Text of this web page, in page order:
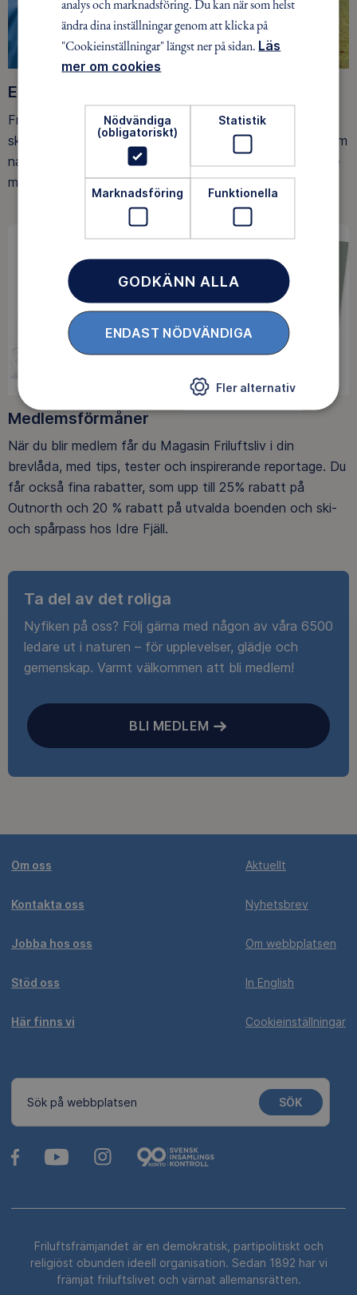
Ett friluftsliv för alla
Friluftsfrämjandet arbetar för att så många som möjligt
ska upptäcka den rörelseglädje och de hälsoeffekter som
naturen ger. Som medlem bidrar du också till vårt arbete
med att skydda allemansrätten.
Medlemsförmåner
När du blir medlem får du Magasin Friluftsliv i din
brevlåda, med tips, tester och inspirerande reportage. Du
får också fina rabatter, som upp till 25% rabatt på
Outnorth och 20 % rabatt på utvalda boenden och ski-
och spårpass hos Idre Fjäll.
Ta del av det roliga
Nyfiken på oss? Följ gärna med någon av våra 6500
ledare ut i naturen – för upplevelser, glädje och
gemenskap. Varmt välkommen att bli medlem!
BLI MEDLEM
Om oss
Kontakta oss
Jobba hos oss
Stöd oss
Här finns vi
Aktuellt
Nyhetsbrev
Om webbplatsen
In English
Cookieinställningar
Sök på webbplatsen SÖK
Friluftsfrämjandet är en demokratisk, partipolitiskt och
religiöst obunden ideell organisation. Sedan 1892 har vi
främjat friluftslivet och värnat allemansrätten.
analys och marknadsföring. Du kan när som helst
ändra dina inställningar genom att klicka på
"Cookieinställningar" längst ner på sidan. Läs
mer om cookies
Nödvändiga
(obligatoriskt)
Statistik
Marknadsföring Funktionella
GODKÄNN ALLA
ENDAST NÖDVÄNDIGA
Fler alternativ